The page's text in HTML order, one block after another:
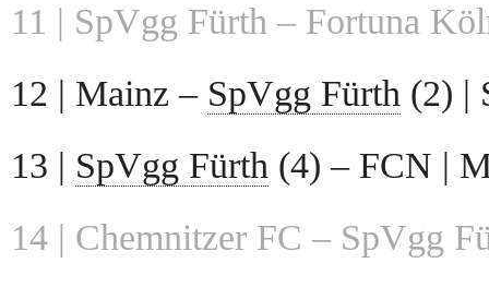
11 | SpVgg Fürth – Fortuna
12 | Mainz – SpVgg Fürth (2) |
13 | SpVgg Fürth (4) – FCN |
14 | Chemnitzer FC – SpVgg